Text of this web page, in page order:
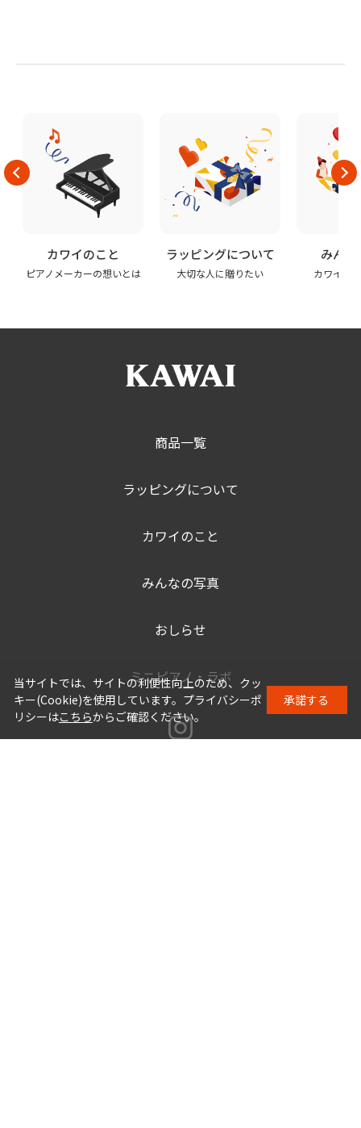
カワイのこと
ピアノメーカーの想いとは
ラッピングについて
大切な人に贈りたい
みんな
カワイの
商品一覧
ラッピングについて
カワイのこと
みんなの写真
おしらせ
ミニピアノ・ラボ
当サイトでは、サイトの利便性向上のため、クッ
キー(Cookie)を使用しています。プライバシーポ
リシーはこちらからご確認ください。
承諾する